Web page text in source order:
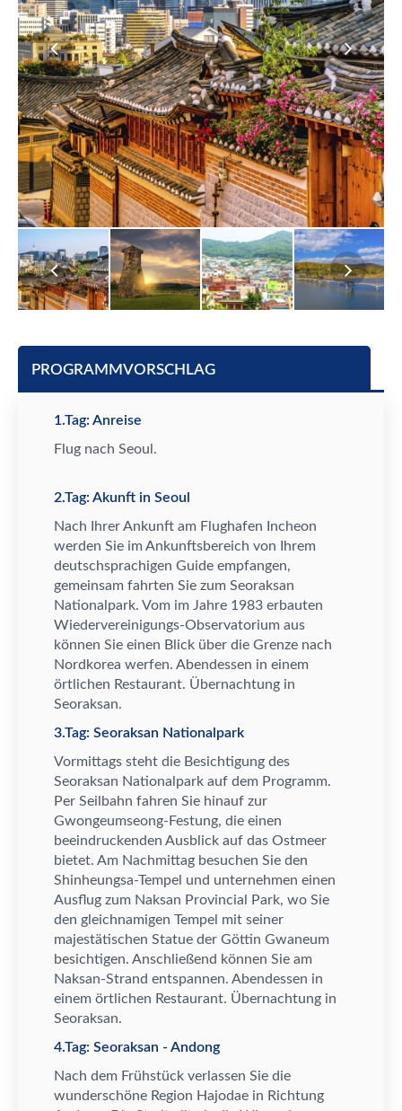
PROGRAMMVORSCHLAG
1.Tag: Anreise
Flug nach Seoul.
2.Tag: Akunft in Seoul
Nach Ihrer Ankunft am Flughafen Incheon
werden Sie im Ankunftsbereich von Ihrem
deutschsprachigen Guide empfangen,
gemeinsam fahrten Sie zum Seoraksan
Nationalpark. Vom im Jahre 1983 erbauten
Wiedervereinigungs-Observatorium aus
können Sie einen Blick über die Grenze nach
Nordkorea werfen. Abendessen in einem
örtlichen Restaurant. Übernachtung in
Seoraksan.
3.Tag: Seoraksan Nationalpark
Vormittags steht die Besichtigung des
Seoraksan Nationalpark auf dem Programm.
Per Seilbahn fahren Sie hinauf zur
Gwongeumseong-Festung, die einen
beeindruckenden Ausblick auf das Ostmeer
bietet. Am Nachmittag besuchen Sie den
Shinheungsa-Tempel und unternehmen einen
Ausflug zum Naksan Provincial Park, wo Sie
den gleichnamigen Tempel mit seiner
majestätischen Statue der Göttin Gwaneum
besichtigen. Anschließend können Sie am
Naksan-Strand entspannen. Abendessen in
einem örtlichen Restaurant. Übernachtung in
Seoraksan.
4.Tag: Seoraksan - Andong
Nach dem Frühstück verlassen Sie die
wunderschöne Region Hajodae in Richtung